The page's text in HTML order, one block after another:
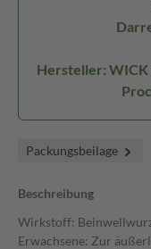
Hersteller: WICK
Packungsbeilage
Beschreibung
Wirkstoff:
Erwachsene: Zur